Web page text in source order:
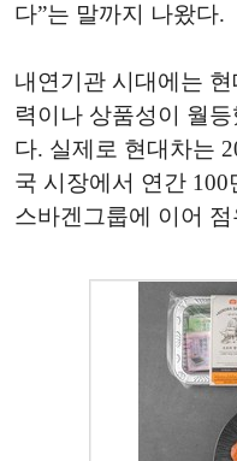
다”는 말까지 나왔다.
내연기관 시대에는
력이나 상품성이 월
다. 실제로 현대차는
국 시장에서 연간
스바겐그룹에 이어